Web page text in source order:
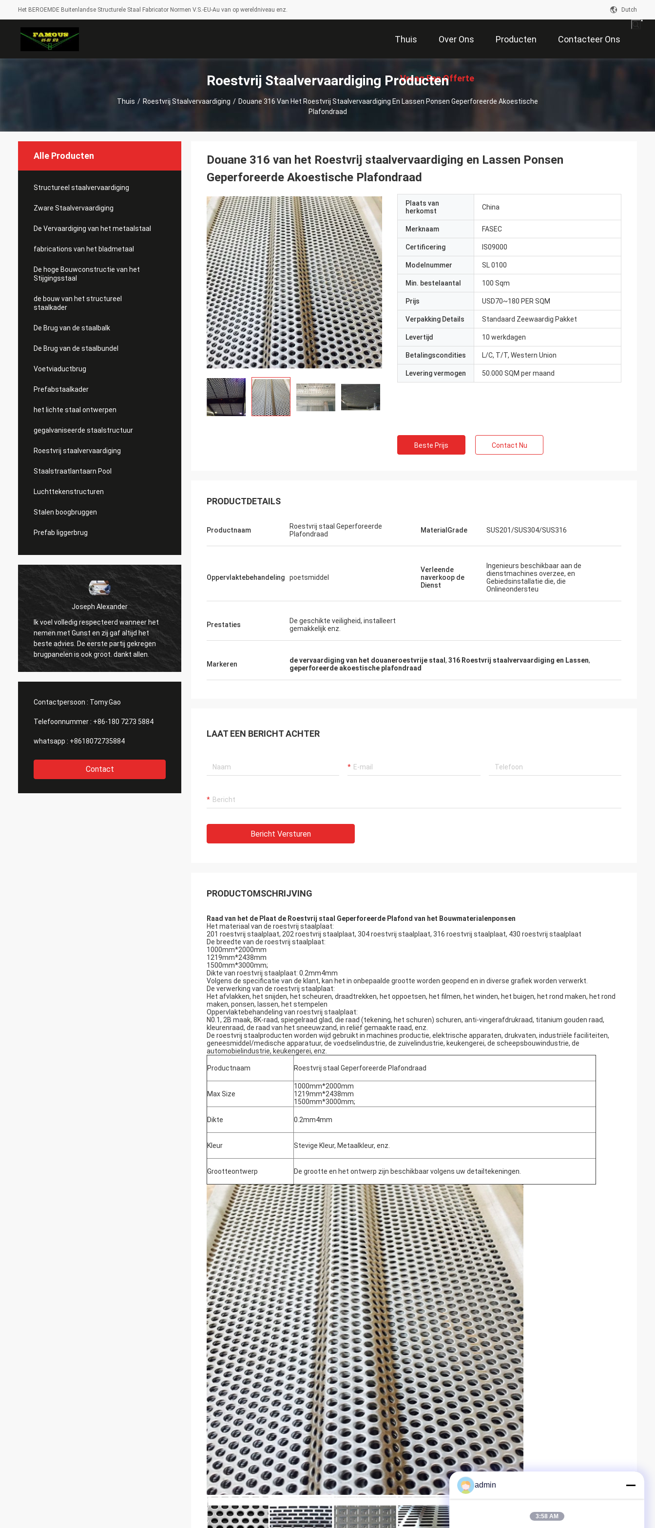
Het BEROEMDE Buitenlandse Structurele Staal Fabricator Normen V.S.-EU-Au van op wereldniveau enz. Dutch
Thuis Over Ons Producten Contacteer Ons
Vraag Een Offerte
Roestvrij Staalvervaardiging Producten
Thuis / Roestvrij Staalvervaardiging / Douane 316 Van Het Roestvrij Staalvervaardiging En Lassen Ponsen Geperforeerde Akoestische
Plafondraad
Alle Producten
Structureel staalvervaardiging
Zware Staalvervaardiging
De Vervaardiging van het metaalstaal
fabrications van het bladmetaal
De hoge Bouwconstructie van het
Stijgingsstaal
de bouw van het structureel
staalkader
De Brug van de staalbalk
De Brug van de staalbundel
Voetviaductbrug
Prefabstaalkader
het lichte staal ontwerpen
gegalvaniseerde staalstructuur
Roestvrij staalvervaardiging
Staalstraatlantaarn Pool
Luchttekenstructuren
Stalen boogbruggen
Prefab liggerbrug
Joseph Alexander
Ik voel volledig respecteerd wanneer het
nemen met Gunst en zij gaf altijd het
beste advies. De eerste partij gekregen
brugpanelen is ook groot. dankt allen.
De goede teamleden bieden op tijd altijd
Contactpersoon : Tomy.Gao
Telefoonnummer : +86-180 7273 5884
whatsapp : +8618072735884
Contact
Douane 316 van het Roestvrij staalvervaardiging en Lassen Ponsen
Geperforeerde Akoestische Plafondraad
Plaats van
herkomst
China
Merknaam FASEC
Certificering IS09000
Modelnummer SL 0100
Min. bestelaantal 100 Sqm
Prijs USD70~180 PER SQM
Verpakking Details Standaard Zeewaardig Pakket
Levertijd 10 werkdagen
Betalingscondities L/C, T/T, Western Union
Levering vermogen 50.000 SQM per maand
Beste Prijs Contact Nu
PRODUCTDETAILS
Productnaam
Roestvrij staal Geperforeerde
Plafondraad
MaterialGrade SUS201/SUS304/SUS316
Oppervlaktebehandeling poetsmiddel
Verleende
naverkoop de
Dienst
Ingenieurs beschikbaar aan de
dienstmachines overzee, en
Gebiedsinstallatie die, die
Onlineondersteu
Prestaties
De geschikte veiligheid, installeert
gemakkelijk enz.
Markeren de vervaardiging van het douaneroestvrije staal , 316 Roestvrij staalvervaardiging en Lassen,
geperforeerde akoestische plafondraad
LAAT EEN BERICHT ACHTER
Bericht Versturen
PRODUCTOMSCHRIJVING
Raad van het de Plaat de Roestvrij staal Geperforeerde Plafond van het Bouwmaterialenponsen
Het materiaal van de roestvrij staalplaat:
201 roestvrij staalplaat, 202 roestvrij staalplaat, 304 roestvrij staalplaat, 316 roestvrij staalplaat, 430 roestvrij staalplaat
De breedte van de roestvrij staalplaat:
1000mm*2000mm
1219mm*2438mm
1500mm*3000mm;
Dikte van roestvrij staalplaat: 0.2mm4mm
Volgens de specificatie van de klant, kan het in onbepaalde grootte worden geopend en in diverse grafiek worden verwerkt.
De verwerking van de roestvrij staalplaat:
Het afvlakken, het snijden, het scheuren, draadtrekken, het oppoetsen, het filmen, het winden, het buigen, het rond maken, het rond
maken, ponsen, lassen, het stempelen
Oppervlaktebehandeling van roestvrij staalplaat:
N0.1, 2B maak, 8K-raad, spiegelraad glad, die raad (tekening, het schuren) schuren, anti-vingerafdrukraad, titanium gouden raad,
kleurenraad, de raad van het sneeuwzand, in reliëf gemaakte raad, enz.
De roestvrij staalproducten worden wijd gebruikt in machines productie, elektrische apparaten, drukvaten, industriële faciliteiten,
geneesmiddel/medische apparatuur, de voedselindustrie, de zuivelindustrie, keukengerei, de scheepsbouwindustrie, de
automobielindustrie, keukengerei, enz.
Productnaam Roestvrij staal Geperforeerde Plafondraad
Max Size
1000mm*2000mm
1219mm*2438mm
1500mm*3000mm;
Dikte 0.2mm4mm
Kleur Stevige Kleur, Metaalkleur, enz.
Grootteontwerp De grootte en het ontwerp zijn beschikbaar volgens uw detailtekeningen.
admin
3:58 AM